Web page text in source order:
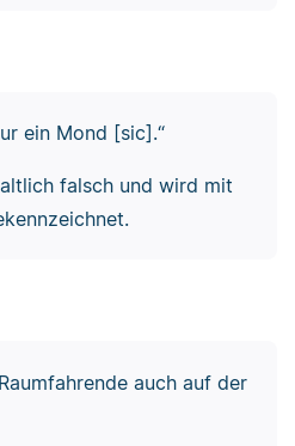
ein Mond [sic].“
falsch und wird mit
auch auf der